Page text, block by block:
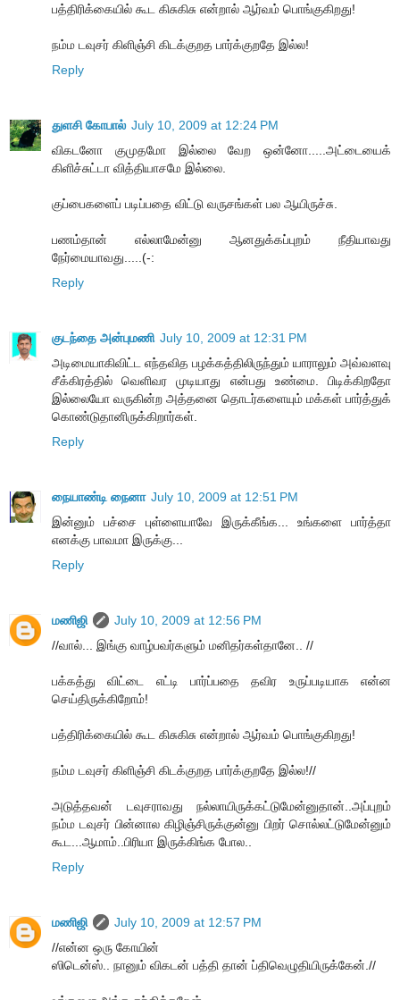
பத்திரிக்கையில் கூட கிசுகிசு என்றால் ஆர்வம் பொங்குகிறது!
நம்ம டவுசர் கிளிஞ்சி கிடக்குறத பார்க்குறதே இல்ல!
Reply
துளசி கோபால் July 10, 2009 at 12:24 PM
விகடனோ குமுதமோ இல்லை வேற ஒன்னோ.....அட்டையைக்
கிளிச்சுட்டா வித்தியாசமே இல்லை.
குப்பைகளைப் படிப்பதை விட்டு வருசங்கள் பல ஆயிருச்சு.
பணம்தான் எல்லாமேன்னு ஆனதுக்கப்புறம் நீதியாவது
நேர்மையாவது.....(-:
Reply
குடந்தை அன்புமணி July 10, 2009 at 12:31 PM
அடிமையாகிவிட்ட எந்தவித பழக்கத்திலிருந்தும் யாராலும் அவ்வளவு
சீக்கிரத்தில் வெளிவர முடியாது என்பது உண்மை. பிடிக்கிறதோ
இல்லையோ வருகின்ற அத்தனை தொடர்களையும் மக்கள் பார்த்துக்
கொண்டுதானிருக்கிறார்கள்.
Reply
நையாண்டி நைனா July 10, 2009 at 12:51 PM
இன்னும் பச்சை புள்ளையாவே இருக்கீங்க... உங்களை பார்த்தா
எனக்கு பாவமா இருக்கு...
Reply
மணிஜி
July 10, 2009 at 12:56 PM
//வால்... இங்கு வாழ்பவர்களும் மனிதர்கள்தானே.. //
பக்கத்து விட்டை எட்டி பார்ப்பதை தவிர உருப்படியாக என்ன
செய்திருக்கிறோம்!
பத்திரிக்கையில் கூட கிசுகிசு என்றால் ஆர்வம் பொங்குகிறது!
நம்ம டவுசர் கிளிஞ்சி கிடக்குறத பார்க்குறதே இல்ல!//
அடுத்தவன் டவுசராவது நல்லாயிருக்கட்டுமேன்னுதான்..அப்புறம்
நம்ம டவுசர் பின்னால கிழிஞ்சிருக்குன்னு பிறர் சொல்லட்டுமேன்னும்
கூட...ஆமாம்..பிரியா இருக்கிங்க போல..
Reply
மணிஜி
July 10, 2009 at 12:57 PM
//என்ன ஒரு கோயின்
ஸிடென்ஸ்.. நானும் விகடன் பத்தி தான் ப்திவெழுதியிருக்கேன்.//